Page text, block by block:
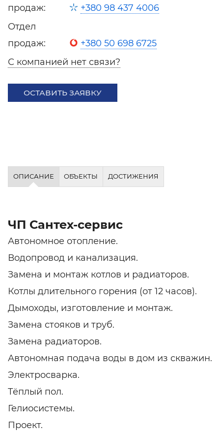
продаж:
+380 98 437 4006
Отдел
продаж:
+380 50 698 6725
С компанией нет связи?
ОСТАВИТЬ ЗАЯВКУ
ОПИСАНИЕ ОБЪЕКТЫ ДОСТИЖЕНИЯ
ЧП Сантех-сервис
Автономное отопление.
Водопровод и канализация.
Замена и монтаж котлов и радиаторов.
Котлы длительного горения (от 12 часов).
Дымоходы, изготовление и монтаж.
Замена стояков и труб.
Замена радиаторов.
Автономная подача воды в дом из скважин.
Электросварка.
Тёплый пол.
Гелиосистемы.
Проект.